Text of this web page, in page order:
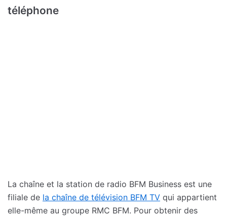
téléphone
La chaîne et la station de radio BFM Business est une
filiale de la chaîne de télévision BFM TV qui appartient
elle-même au groupe RMC BFM. Pour obtenir des